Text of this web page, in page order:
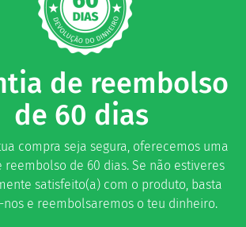
de reembolso
de 60 dias
compra seja segura, oferecemos uma
reembolso de 60 dias. Se não estiveres
satisfeito(a) com o produto, basta
e reembolsaremos o teu dinheiro.